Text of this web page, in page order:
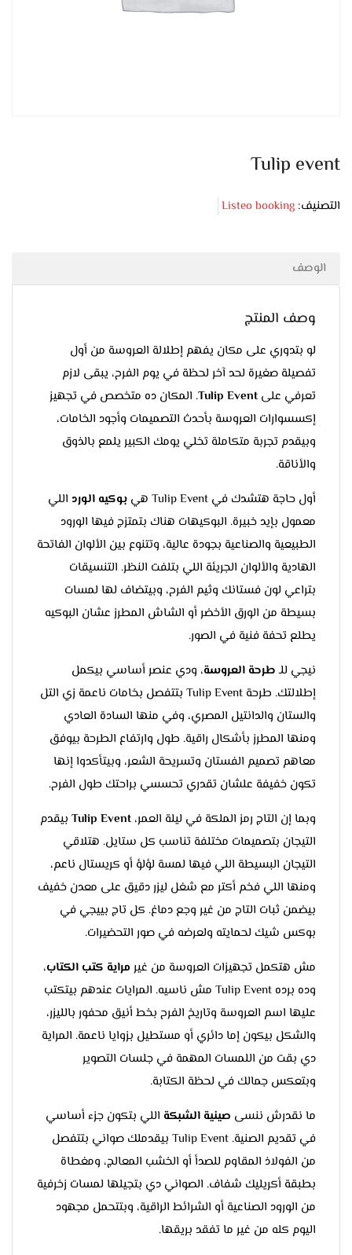
Tulip event
التصنيف: Listeo booking
الوصف
وصف المنتج
لو بتدوري على مكان يفهم إطلالة العروسة من أول
تفصيلة صغيرة لحد آخر لحظة في يوم الفرح، يبقى لازم
تعرفي علىTulip Event. المكان ده متخصص في تجهيز
إكسسوارات العروسة بأحدث التصميمات وأجود الخامات،
وبيقدم تجربة متكاملة تخلي يومك الكبير يلمع بالذوق
والأناقة.
أول حاجة هتشدك في Tulip Event هي
بوكيه الورد اللي
معمول بإيد خبيرة. البوكيهات هناك بتمتزج فيها الورود
الطبيعية والصناعية بجودة عالية، وتتنوع بين الألوان الفاتحة
الهادية والألوان الجريئة اللي بتلفت النظر. التنسيقات
بتراعي لون فستانك وثيم الفرح، وبيتضاف لها لمسات
بسيطة من الورق الأخضر أو الشاش المطرز عشان البوكيه
يطلع تحفة فنية في الصور.
نيجي للـطرحة العروسة، ودي عنصر أساسي بيكمل
إطلالتك. طرحة Tulip Event بتتفصل بخامات ناعمة زي التل
والستان والدانتيل المصري، وفي منها السادة العادي
ومنها المطرز بأشكال راقية. طول وارتفاع الطرحة بيوفق
معاهم تصميم الفستان وتسريحة الشعر، وبيتأكدوا إنها
تكون خفيفة علشان تقدري تحسسي براحتك طول الفرح.
وبما إن التاج رمز الملكة في ليلة العمر،Tulip Event بيقدم
التيجان بتصميمات مختلفة تناسب كل ستايل. هتلاقي
التيجان البسيطة اللي فيها لمسة لؤلؤ أو كريستال ناعم،
ومنها اللي فخم أكتر مع شغل ليزر دقيق على معدن خفيف
بيضمن ثبات التاج من غير وجع دماغ. كل تاج بييجي في
بوكس شيك لحمايته ولعرضه في صور التحضيرات.
مش هتكمل تجهيزات العروسة من غيرمراية كتب الكتاب،
وده برده Tulip Event مش ناسيه. المرايات عندهم بيتكتب
عليها اسم العروسة وتاريخ الفرح بخط أنيق محفور بالليزر،
والشكل بيكون إما دائري أو مستطيل بزوايا ناعمة. المراية
دي بقت من اللمسات المهمة في جلسات التصوير
وبتعكس جمالك في لحظة الكتابة.
ما نقدرش ننسى صينية الشبكة اللي بتكون جزء أساسي
في تقديم الصنية. Tulip Event بيقدملك صواني بتتفصل
من الفولاذ المقاوم للصدأ أو الخشب المعالج، ومغطاة
بطبقة أكريليك شفاف. الصواني دي بتجيلها لمسات زخرفية
من الورود الصناعية أو الشرائط الراقية، وبتتحمل مجهود
اليوم كله من غير ما تفقد بريقها.